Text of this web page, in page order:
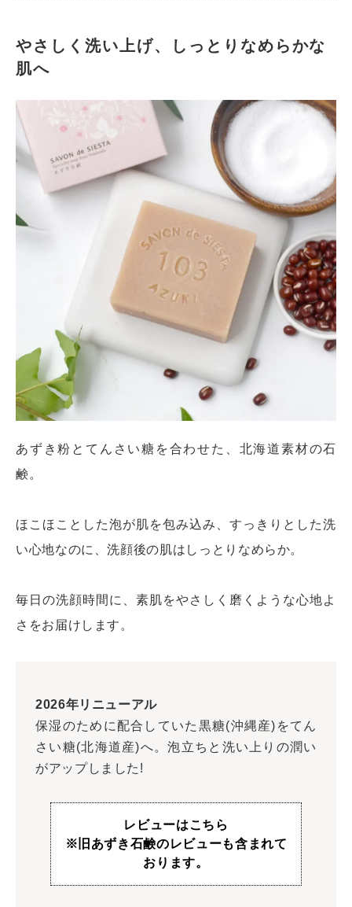
やさしく洗い上げ、しっとりなめらかな
肌へ
あずき粉とてんさい糖を合わせた、北海道素材の石
鹸。
ほこほことした泡が肌を包み込み、すっきりとした洗
い心地なのに、洗顔後の肌はしっとりなめらか。
毎日の洗顔時間に、素肌をやさしく磨くような心地よ
さをお届けします。
2026年リニューアル
保湿のために配合していた黒糖(沖縄産)をてん
さい糖(北海道産)へ。泡立ちと洗い上りの潤い
がアップしました!
レビューはこちら
※旧あずき石鹸のレビューも含まれて
おります。